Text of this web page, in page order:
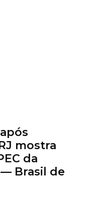
mostra
da
Brasil de